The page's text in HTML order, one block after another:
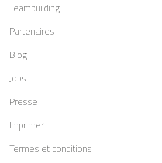
Teambuilding
Partenaires
Blog
Jobs
Presse
Imprimer
Termes et conditions